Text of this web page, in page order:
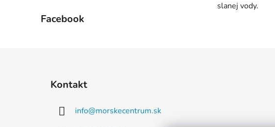
Facebook
slanej vody.
Kontakt
info@morskecentrum.sk